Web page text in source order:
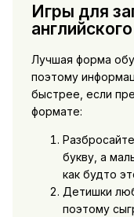
Игры для
Лучшая форма
поэтому
быстрее, если
формате:
букву, а
как будто
Детишки
поэтому